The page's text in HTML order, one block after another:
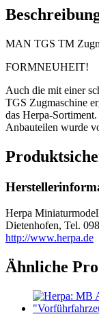
MAN TGS TM
FORMNEUHEIT!
Auch die mit einer
TGS Zugmaschine
das Herpa-
Anbauteilen wurde
Herpa
Dietenhofen, Tel.
http://www.herpa.de
Ähnliche